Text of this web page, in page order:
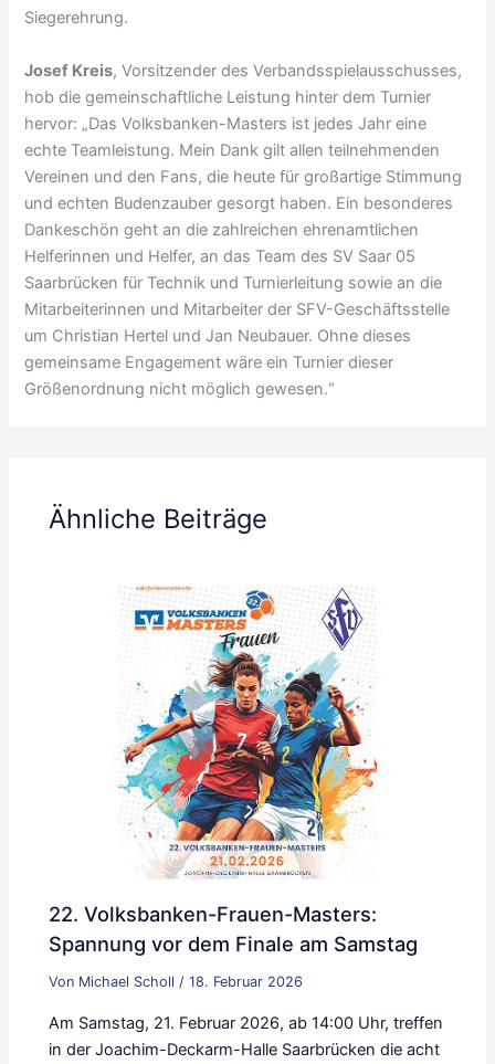
Siegerehrung.
Josef Kreis, Vorsitzender des Verbandsspielausschusses,
hob die gemeinschaftliche Leistung hinter dem Turnier
hervor: „Das Volksbanken-Masters ist jedes Jahr eine
echte Teamleistung. Mein Dank gilt allen teilnehmenden
Vereinen und den Fans, die heute für großartige Stimmung
und echten Budenzauber gesorgt haben. Ein besonderes
Dankeschön geht an die zahlreichen ehrenamtlichen
Helferinnen und Helfer, an das Team des SV Saar 05
Saarbrücken für Technik und Turnierleitung sowie an die
Mitarbeiterinnen und Mitarbeiter der SFV-Geschäftsstelle
um Christian Hertel und Jan Neubauer. Ohne dieses
gemeinsame Engagement wäre ein Turnier dieser
Größenordnung nicht möglich gewesen.“
Ähnliche Beiträge
22. Volksbanken-Frauen-Masters:
Spannung vor dem Finale am Samstag
Von Michael Scholl/18. Februar 2026
Am Samstag, 21. Februar 2026, ab 14:00 Uhr, treffen
in der Joachim-Deckarm-Halle Saarbrücken die acht